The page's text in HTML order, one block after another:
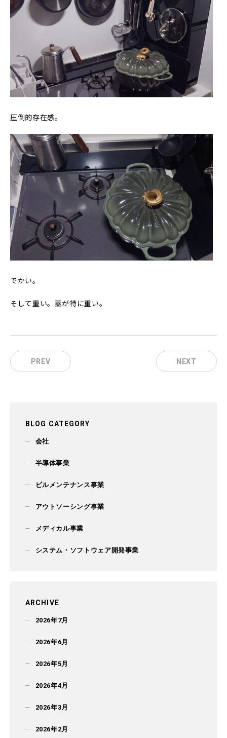
圧倒的存在感。
でかい。
そして重い。蓋が特に重い。
PREV NEXT
BLOG CATEGORY
会社
半導体事業
ビルメンテナンス事業
アウトソーシング事業
メディカル事業
システム・ソフトウェア開発事業
ARCHIVE
2026年7月
2026年6月
2026年5月
2026年4月
2026年3月
2026年2月